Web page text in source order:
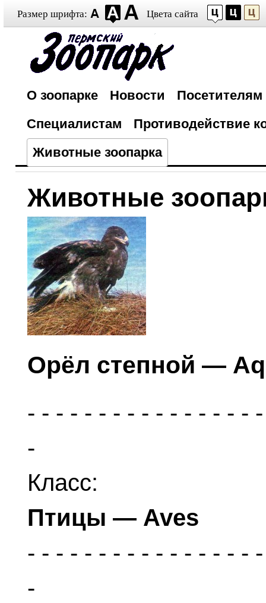
Размер шрифта: Цвета сайта
О зоопарке Новости
Посетителям
Специалистам
Противодействие
Животные зоопарка
Животные
Орёл степной —
Класс:
Птицы — Aves